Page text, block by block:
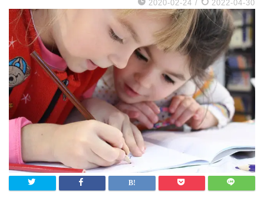
2020-02-24 / 2022-04-30